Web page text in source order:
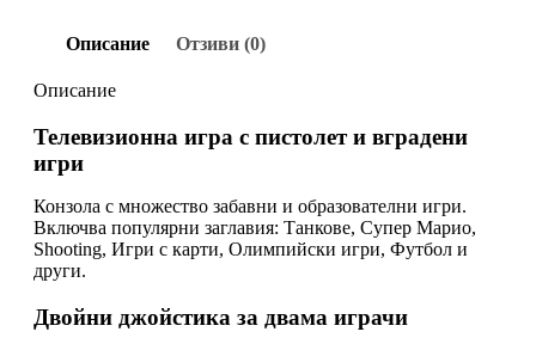
Описание Отзиви (0)
Описание
Телевизионна игра с пистолет и вградени
игри
Конзола с множество забавни и образователни игри.
Включва популярни заглавия: Танкове, Супер Марио,
Shooting, Игри с карти, Олимпийски игри, Футбол и
други.
Двойни джойстика за двама играчи